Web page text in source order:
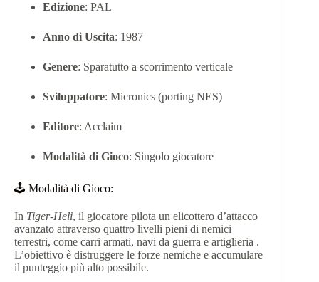
Edizione: PAL
Anno di Uscita: 1987
Genere: Sparatutto a scorrimento verticale
Sviluppatore: Micronics (porting NES)
Editore: Acclaim
Modalità di Gioco: Singolo giocatore
🕹️ Modalità di Gioco:
In Tiger-Heli, il giocatore pilota un elicottero d’attacco
avanzato attraverso quattro livelli pieni di nemici
terrestri, come carri armati, navi da guerra e artiglieria .
L’obiettivo è distruggere le forze nemiche e accumulare
il punteggio più alto possibile.